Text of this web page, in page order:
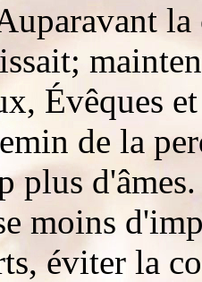
Évêques
de la
plus
moins
éviter la